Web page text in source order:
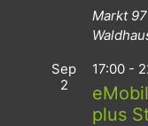
Markt 97
Sep
2
17:00 -
plus